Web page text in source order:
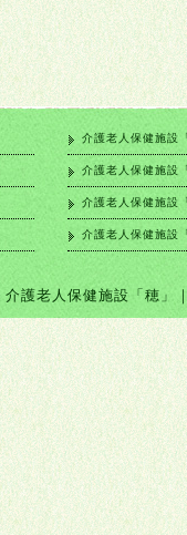
介護老人保健施設
介護老人保健施設
介護老人保健施設
介護老人保健施設
護老人保健施設「穂